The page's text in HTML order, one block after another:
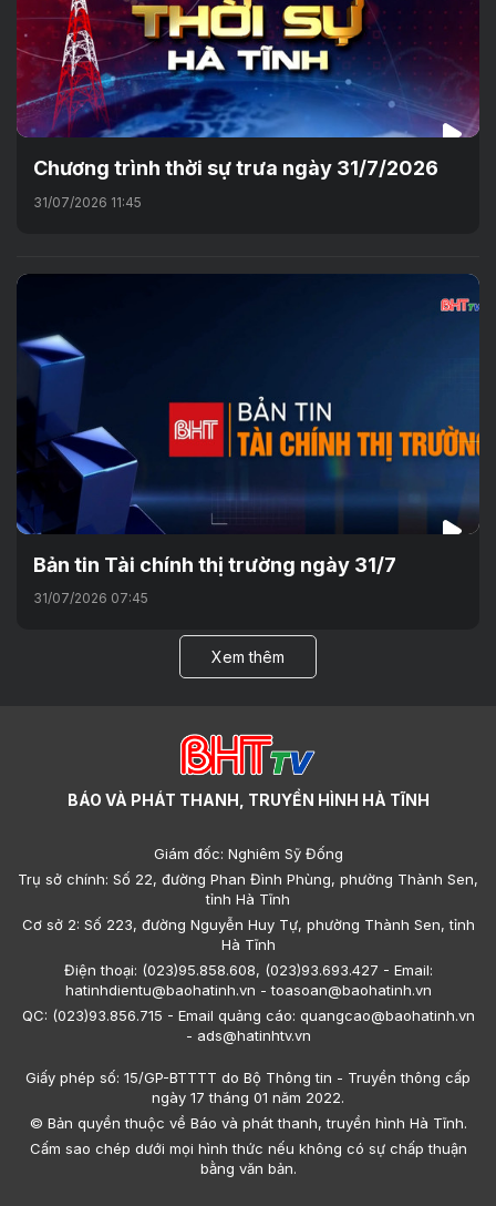
Chương trình thời sự trưa ngày 31/7/2026
31/07/2026 11:45
Bản tin Tài chính thị trường ngày 31/7
31/07/2026 07:45
Xem thêm
BÁO VÀ PHÁT THANH, TRUYỀN HÌNH HÀ TĨNH
Giám đốc: Nghiêm Sỹ Đống
Trụ sở chính: Số 22, đường Phan Đình Phùng, phường Thành Sen,
tỉnh Hà Tĩnh
Cơ sở 2: Số 223, đường Nguyễn Huy Tự, phường Thành Sen, tỉnh
Hà Tĩnh
Điện thoại: (023)95.858.608, (023)93.693.427 - Email:
hatinhdientu@baohatinh.vn - toasoan@baohatinh.vn
QC: (023)93.856.715 - Email quảng cáo: quangcao@baohatinh.vn
- ads@hatinhtv.vn
Giấy phép số: 15/GP-BTTTT do Bộ Thông tin - Truyền thông cấp
ngày 17 tháng 01 năm 2022.
© Bản quyền thuộc về Báo và phát thanh, truyền hình Hà Tĩnh.
Cấm sao chép dưới mọi hình thức nếu không có sự chấp thuận
bằng văn bản.